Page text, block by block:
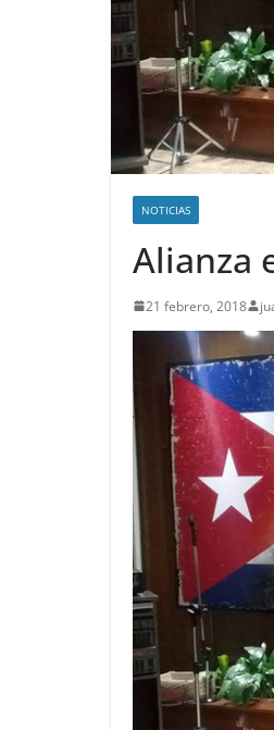
NOTICIAS
Alianza
21 febrero, 2018